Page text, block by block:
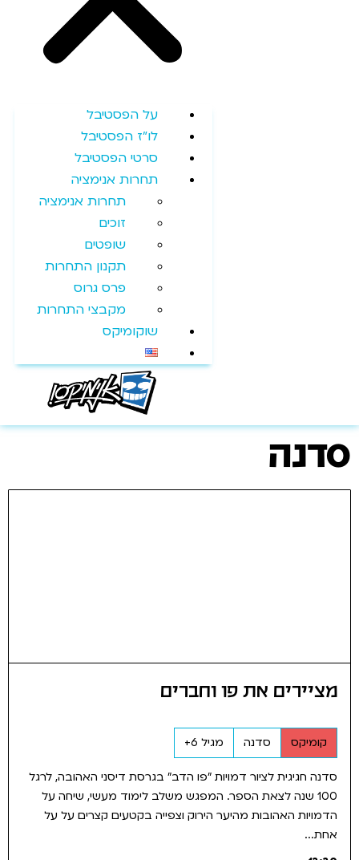
על הפסטיבל
לו"ז הפסטיבל
סרטי הפסטיבל
תחרות אנימציה
תחרות אנימציה
זוכים
שופטים
תקנון התחרות
פרס גרוס
מקבצי התחרות
שוקומיקס
סדנה
מציירים את פו וחברים
קומיקס סדנה מגיל 6+
סדנה חגיגית לציור דמויות "פו הדב" בגרסת דיסני האהובה, לרגל
100 שנה לצאת הספר. המפגש משלב לימוד מעשי, שיחה על
הדמויות האהובות מהיער הירוק וצפייה בקטעים קצרים על על
אחת...